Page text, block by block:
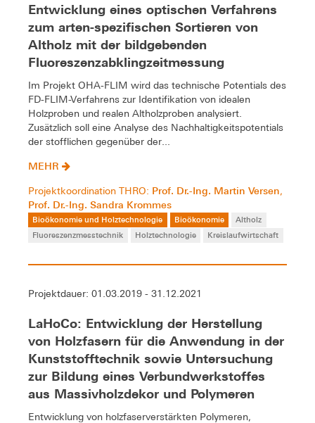
Entwicklung eines optischen Verfahrens
zum arten-spezifischen Sortieren von
Altholz mit der bildgebenden
Fluoreszenzabklingzeitmessung
Im Projekt OHA-FLIM wird das technische Potentials des
FD-FLIM-Verfahrens zur Identifikation von idealen
Holzproben und realen Altholzproben analysiert.
Zusätzlich soll eine Analyse des Nachhaltigkeitspotentials
der stofflichen gegenüber der...
MEHR
Projektkoordination THRO: Prof. Dr.-Ing. Martin Versen,
Prof. Dr.-Ing. Sandra Krommes
Bioökonomie und Holztechnologie Bioökonomie
Altholz
Fluoreszenzmesstechnik
Holztechnologie Kreislaufwirtschaft
Projektdauer: 01.03.2019 - 31.12.2021
LaHoCo: Entwicklung der Herstellung
von Holzfasern für die Anwendung in der
Kunststofftechnik sowie Untersuchung
zur Bildung eines Verbundwerkstoffes
aus Massivholzdekor und Polymeren
Entwicklung von holzfaserverstärkten Polymeren,